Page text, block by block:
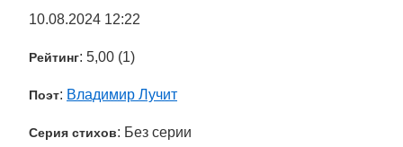
10.08.2024 12:22
Рейтинг: 5,00 (1)
Поэт: Владимир Лучит
Серия стихов: Без серии